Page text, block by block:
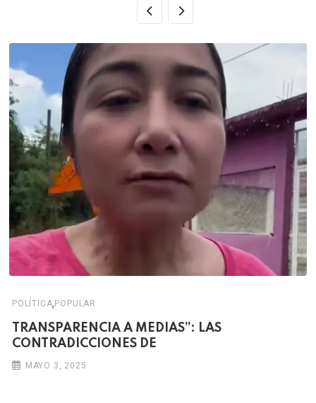
POLÍTICA, POPULAR
TRANSPARENCIA A MEDIAS”: LAS
CONTRADICCIONES DE
MAYO 3, 2025